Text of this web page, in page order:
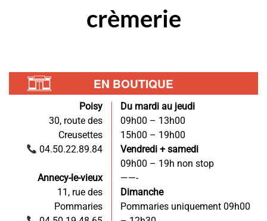
crèmerie
EN BOUTIQUE
Poisy
30, route des
Creusettes
04.50.22.89.84
Annecy-le-vieux
11, rue des
Pommaries
Du mardi au jeudi
09h00 – 13h00
15h00 – 19h00
Vendredi + samedi
09h00 – 19h non stop
——-
Dimanche
Pommaries uniquement 09h00